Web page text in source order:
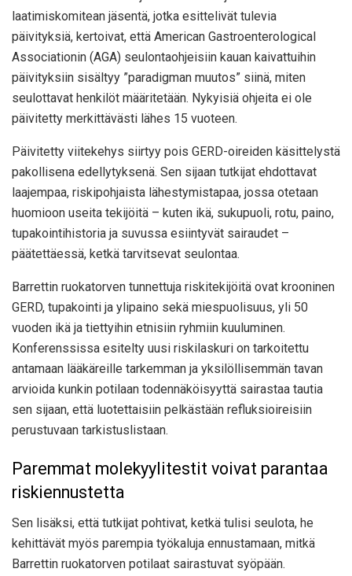
laatimiskomitean jäsentä, jotka esittelivät tulevia
päivityksiä, kertoivat, että American Gastroenterological
Associationin (AGA) seulontaohjeisiin kauan kaivattuihin
päivityksiin sisältyy ”paradigman muutos” siinä, miten
seulottavat henkilöt määritetään. Nykyisiä ohjeita ei ole
päivitetty merkittävästi lähes 15 vuoteen.
Päivitetty viitekehys siirtyy pois GERD-oireiden käsittelystä
pakollisena edellytyksenä. Sen sijaan tutkijat ehdottavat
laajempaa, riskipohjaista lähestymistapaa, jossa otetaan
huomioon useita tekijöitä – kuten ikä, sukupuoli, rotu, paino,
tupakointihistoria ja suvussa esiintyvät sairaudet –
päätettäessä, ketkä tarvitsevat seulontaa.
Barrettin ruokatorven tunnettuja riskitekijöitä ovat krooninen
GERD, tupakointi ja ylipaino sekä miespuolisuus, yli 50
vuoden ikä ja tiettyihin etnisiin ryhmiin kuuluminen.
Konferenssissa esitelty uusi riskilaskuri on tarkoitettu
antamaan lääkäreille tarkemman ja yksilöllisemmän tavan
arvioida kunkin potilaan todennäköisyyttä sairastaa tautia
sen sijaan, että luotettaisiin pelkästään refluksioireisiin
perustuvaan tarkistuslistaan.
Paremmat molekyylitestit voivat parantaa
riskiennustetta
Sen lisäksi, että tutkijat pohtivat, ketkä tulisi seulota, he
kehittävät myös parempia työkaluja ennustamaan, mitkä
Barrettin ruokatorven potilaat sairastuvat syöpään.